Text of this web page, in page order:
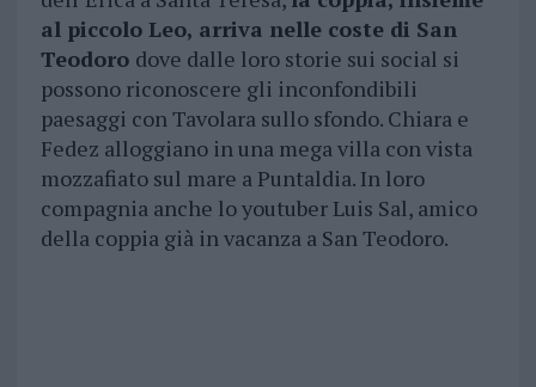
al piccolo Leo, arriva nelle coste di San
Teodoro dove dalle loro storie sui social si
possono riconoscere gli inconfondibili
paesaggi con Tavolara sullo sfondo. Chiara e
Fedez alloggiano in una mega villa con vista
mozzafiato sul mare a Puntaldia. In loro
compagnia anche lo youtuber Luis Sal, amico
della coppia già in vacanza a San Teodoro.